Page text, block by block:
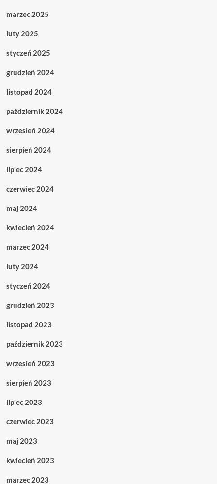
marzec 2025
luty 2025
styczeń 2025
grudzień 2024
listopad 2024
październik 2024
wrzesień 2024
sierpień 2024
lipiec 2024
czerwiec 2024
maj 2024
kwiecień 2024
marzec 2024
luty 2024
styczeń 2024
grudzień 2023
listopad 2023
październik 2023
wrzesień 2023
sierpień 2023
lipiec 2023
czerwiec 2023
maj 2023
kwiecień 2023
marzec 2023